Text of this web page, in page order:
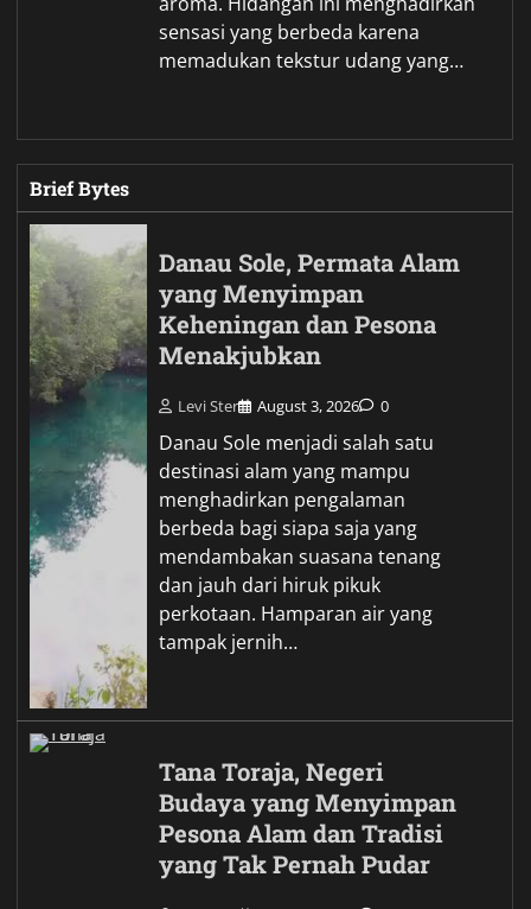
Levi Ster August 2, 2026 0
Tana Toraja selalu menghadirkan
lebih dalam. Daerah ini
keindahan alam, kekayaan budaya,
Land Cruiser FJ Hadir
Membawa Napas Baru,
Perpaduan Gaya Klasik dan
Jiwa Petualang Modern
Levi Ster August 1, 2026
Land Cruiser FJ menjadi salah satu
nama yang paling banyak
dibicarakan oleh para pencinta
otomotif karena menghadirkan
modern. Sejak kabar kehadirannya
Wujud Garuda dalam